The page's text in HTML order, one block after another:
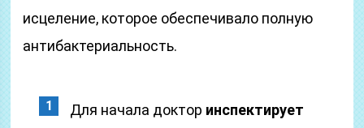
исцеление, которое обеспечивало полную
антибактериальность.
Для начала доктор инспектирует